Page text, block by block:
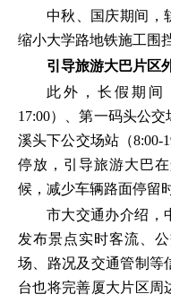
中秋、国庆期间，
缩小大学路地铁施工围
引导旅游大巴片区
此外，长假期间
17:00）、第一码头公交
溪头下公交场站（8:00-
停放，引导旅游大巴
候，减少车辆路面停留
市大交通办介绍，
发布景点实时客流、
场、路况及交通管制等
台也将完善厦大片区周